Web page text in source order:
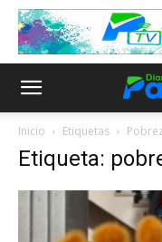
Inicio Etiquetas
Etiqueta: